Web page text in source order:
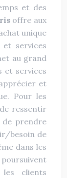
et des
offre aux
unique
services
au grand
et services
et
Pour les
ressentir
de prendre
besoin de
dans les
clients